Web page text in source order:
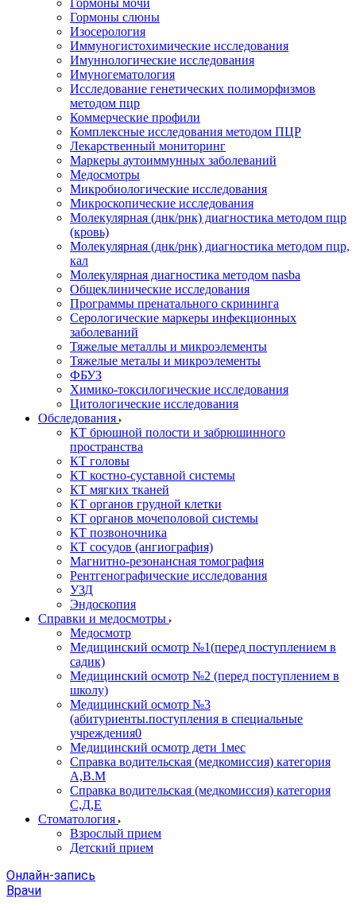
Гормоны мочи
Гормоны слюны
Изосерология
Иммуногистохимические исследования
Имуннологические исследования
Имуногематология
Исследование генетических полиморфизмов
методом пцр
Коммерческие профили
Комплексные исследования методом ПЦР
Лекарственный мониторинг
Маркеры аутоиммунных заболеваний
Медосмотры
Микробиологические исследования
Микроскопические исследования
Молекулярная (днк/рнк) диагностика методом пцр
(кровь)
Молекулярная (днк/рнк) диагностика методом пцр,
кал
Молекулярная диагностика методом nasba
Общеклинические исследования
Программы пренатального скрининга
Серологические маркеры инфекционных
заболеваний
Тяжелые металлы и микроэлементы
Тяжелые металы и микроэлементы
ФБУЗ
Химико-токсилогические исследования
Цитологические исследования
Обследования
КТ брюшной полости и забрюшинного
пространства
КТ головы
КТ костно-суставной системы
КТ мягких тканей
КТ органов грудной клетки
КТ органов мочеполовой системы
КТ позвоночника
КТ сосудов (ангиография)
Магнитно-резонансная томография
Рентгенографические исследования
УЗД
Эндоскопия
Справки и медосмотры
Медосмотр
Медицинский осмотр №1(перед поступлением в
садик)
Медицинский осмотр №2 (перед поступлением в
школу)
Медицинский осмотр №3
(абитуриенты.поступления в специальные
учреждения0
Медицинский осмотр дети 1мес
Справка водительская (медкомиссия) категория
А,В.М
Справка водительская (медкомиссия) категория
С,Д,Е
Стоматология
Взрослый прием
Детский прием
Онлайн-запись
Врачи